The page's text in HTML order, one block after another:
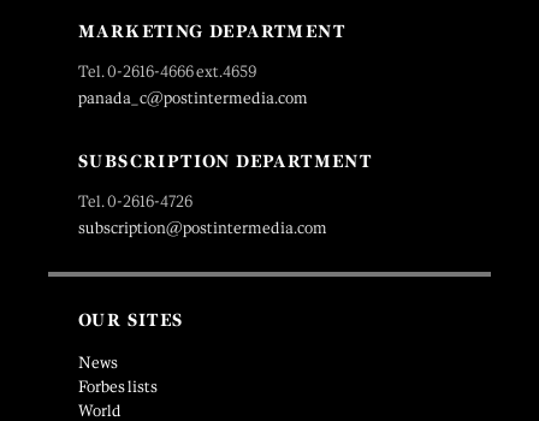
MARKETING DEPARTMENT
Tel. 0-2616-4666 ext.4659
panada_c@postintermedia.com
SUBSCRIPTION DEPARTMENT
Tel. 0-2616-4726
subscription@postintermedia.com
OUR SITES
News
Forbes lists
World